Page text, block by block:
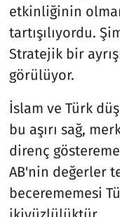
etkinliğinin
tartışılıyordu.
Stratejik bir
görülüyor.
İslam ve Türk
bu aşırı sağ,
direnç
AB'nin değerler
becerememesi